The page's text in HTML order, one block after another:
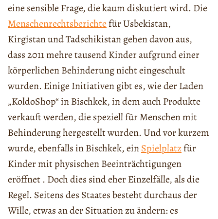
eine sensible Frage, die kaum diskutiert wird. Die
Menschenrechtsberichtefür Usbekistan,
Kirgistan und Tadschikistan gehen davon aus,
dass 2011 mehre tausend Kinder aufgrund einer
körperlichen Behinderung nicht eingeschult
wurden. Einige Initiativen gibt es, wie der Laden
„KoldoShop“ in Bischkek, in dem auch Produkte
verkauft werden, die speziell für Menschen mit
Behinderung hergestellt wurden. Und vor kurzem
wurde, ebenfalls in Bischkek, einSpielplatzfür
Kinder mit physischen Beeinträchtigungen
eröffnet . Doch dies sind eher Einzelfälle, als die
Regel. Seitens des Staates besteht durchaus der
Wille, etwas an der Situation zu ändern: es